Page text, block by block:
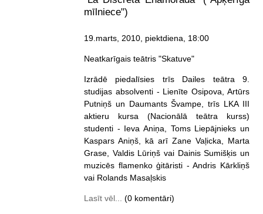
mīlniece")
19.marts, 2010, piektdiena , 18:00
Neatkarīgais teātris "Skatuve"
Izrādē piedalīsies trīs Dailes teātra 9.
studijas absolventi - Lienīte Osipova, Artūrs
Putniņš un Daumants Švampe, trīs LKA III
aktieru kursa (Nacionālā teātra kurss)
studenti - Ieva Aniņa, Toms Liepājnieks un
Kaspars Aniņš, kā arī Zane Vaļicka, Marta
Grase, Valdis Lūriņš vai Dainis Sumišķis un
muzicēs flamenko ģitāristi - Andris Kārkliņš
vai Rolands Masaļskis
Lasīt vēl... (0 komentāri)